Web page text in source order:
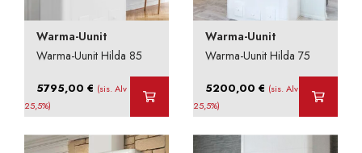
Warma-Uunit
Warma-Uunit Hilda 85
5795,00€ (sis. Alv
25,5%)
Warma-Uunit
Warma-Uunit Hilda 75
5200,00€ (sis. Alv
25,5%)